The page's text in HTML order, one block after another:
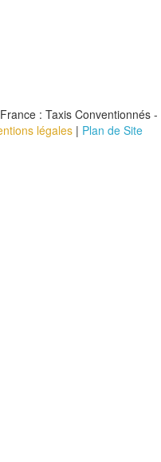
: Taxis Conventionnés -
légales | Plan de Site